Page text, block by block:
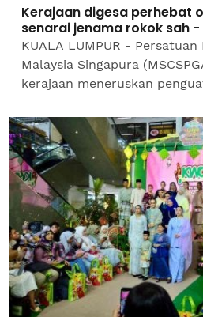
Kerajaan digesa perhebat
senarai jenama rokok sah -
KUALA LUMPUR -
Malaysia Singapura
kerajaan meneruskan
serta menerbitkan senarai